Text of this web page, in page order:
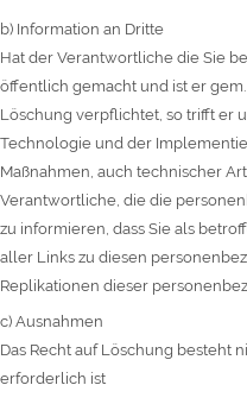
b) Information an Dritte
Hat der Verantwortliche die Sie
öffentlich gemacht und ist er gem.
Löschung verpflichtet, so trifft er
Technologie und der
Maßnahmen, auch technischer
Verantwortliche, die die
zu informieren, dass Sie als
aller Links zu diesen
Replikationen dieser
c) Ausnahmen
Das Recht auf Löschung besteht
erforderlich ist